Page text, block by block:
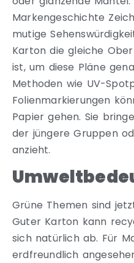
Markengeschichte
mutige
Karton die gleiche
ist, um diese Pläne
Methoden wie UV-
Folienmarkierungen
Papier gehen. Sie
der jüngere Gruppen
anzieht.
Grüne Themen sind
Guter Karton kann
sich natürlich ab. Für
erdfreundlich